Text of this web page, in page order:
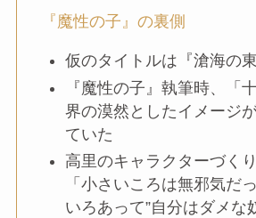
『魔性の子』の裏側
仮のタイトルは『滄海の
『魔性の子』執筆時、「
界の漠然としたイメージ
ていた
高里のキャラクターづく
「小さいころは無邪気だ
いろあって”自分はダメな